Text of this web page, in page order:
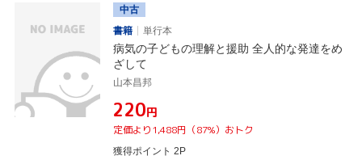
中古
書籍
単行本
病気の子どもの理解と援助 全人的な発達をめ
ざして
山本昌邦
¥220円
定価より1,488円（87%）おトク
獲得ポイント 2P